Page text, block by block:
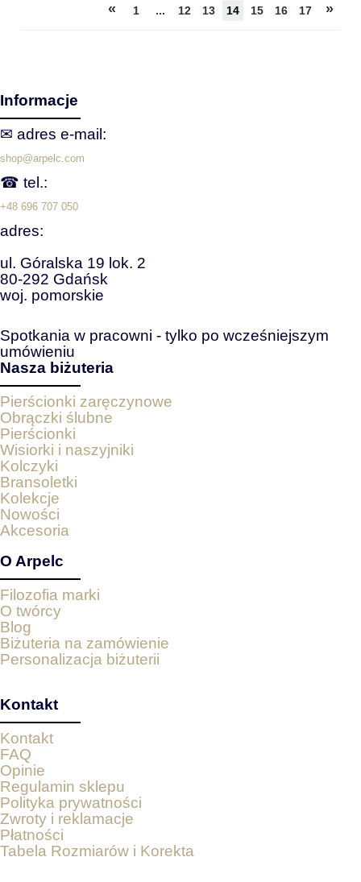
« 1 ... 12 13 14 15 16 17 »
Informacje
✉ adres e‑mail:
shop@arpelc.com
☎ tel.:
+48 696 707 050
adres:
ul. Góralska 19 lok. 2
80-292 Gdańsk
woj. pomorskie
Spotkania w pracowni - tylko po wcześniejszym
umówieniu
Nasza biżuteria
Pierścionki zaręczynowe
Obrączki ślubne
Pierścionki
Wisiorki i naszyjniki
Kolczyki
Bransoletki
Kolekcje
Nowości
Akcesoria
O Arpelc
Filozofia marki
O twórcy
Blog
Biżuteria na zamówienie
Personalizacja biżuterii
Kontakt
Kontakt
FAQ
Opinie
Regulamin sklepu
Polityka prywatności
Zwroty i reklamacje
Płatności
Tabela Rozmiarów i Korekta